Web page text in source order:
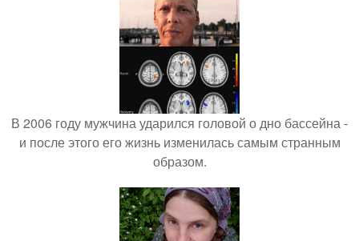
В 2006 году мужчина ударился головой о дно бассейна -
и после этого его жизнь изменилась самым странным
образом.